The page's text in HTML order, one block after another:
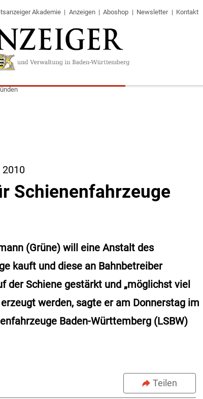
Akademie Anzeigen Aboshop Newsletter Kontakt
Schienenfahrzeuge
(Grüne) will eine Anstalt des
kauft und diese an Bahnbetreiber
der Schiene gestärkt und „möglichst viel
werden, sagte er am Donnerstag im
Baden-Württemberg (LSBW)
Teilen